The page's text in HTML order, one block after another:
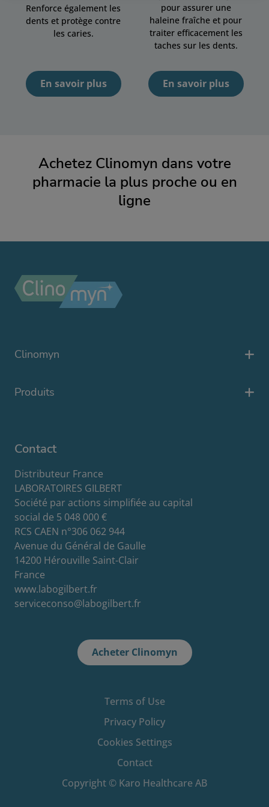
Renforce également les
dents et protège contre
les caries.
En savoir plus
pour assurer une
haleine fraîche et pour
traiter efficacement les
taches sur les dents.
En savoir plus
Achetez Clinomyn dans votre
pharmacie la plus proche ou en
ligne
Clinomyn
Produits
Contact
Distributeur France
LABORATOIRES GILBERT
Société par actions simplifiée au capital
social de 5 048 000 €
RCS CAEN n°306 062 944
Avenue du Général de Gaulle
14200 Hérouville Saint-Clair
France
www.labogilbert.fr
serviceconso@labogilbert.fr
Acheter Clinomyn
Terms of Use
Privacy Policy
Cookies Settings
Contact
Copyright © Karo Healthcare AB